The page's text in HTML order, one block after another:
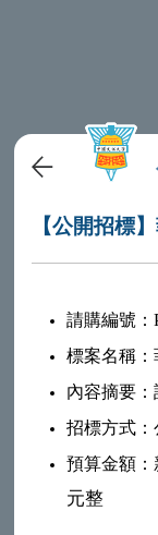
【公開招標
請購編號：
標案名稱：
內容摘要
招標方式
預算金額
元整